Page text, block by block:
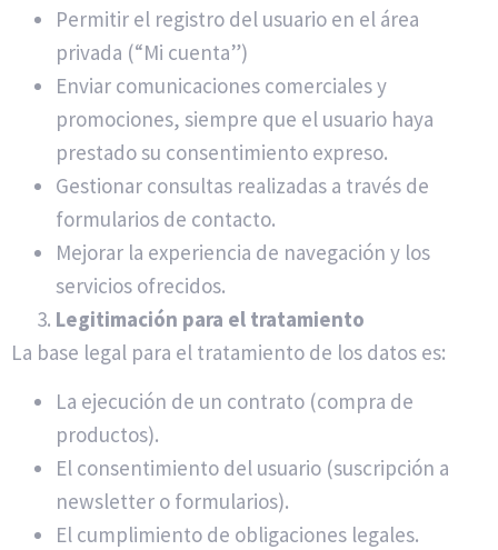
Permitir el registro del usuario en el área
privada (“Mi cuenta”)
Enviar comunicaciones comerciales y
promociones, siempre que el usuario haya
prestado su consentimiento expreso.
Gestionar consultas realizadas a través de
formularios de contacto.
Mejorar la experiencia de navegación y los
servicios ofrecidos.
Legitimación para el tratamiento
La base legal para el tratamiento de los datos es:
La ejecución de un contrato (compra de
productos).
El consentimiento del usuario (suscripción a
newsletter o formularios).
El cumplimiento de obligaciones legales.